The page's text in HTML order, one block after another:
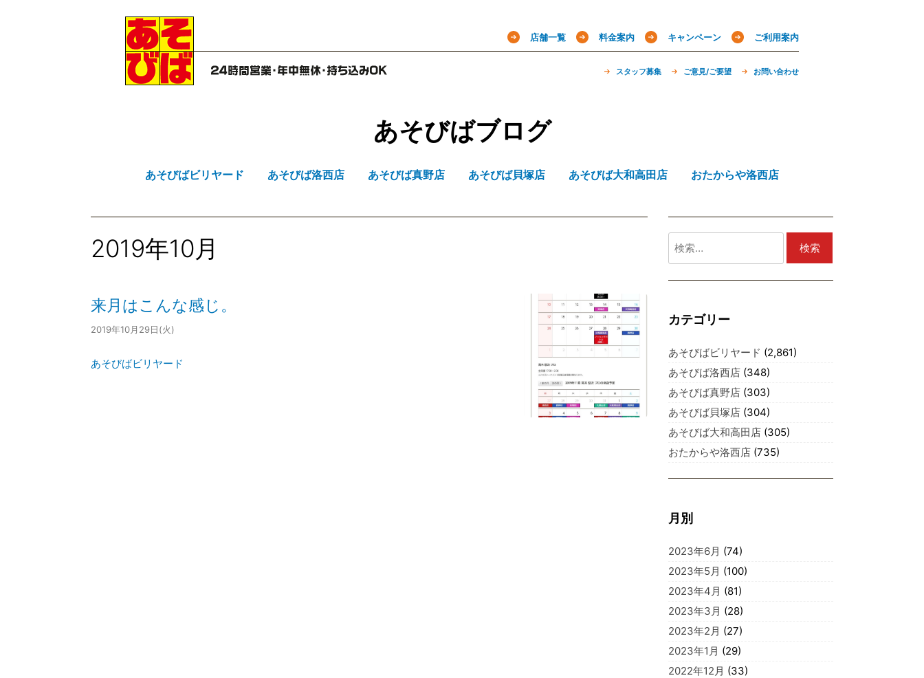
店舗一覧 料金案内 キャンペーン ご利用案内
スタッフ募集 ご意見/ご要望 お問い合わせ
あそびばブログ
あそびばビリヤード あそびば洛西店 あそびば真野店 あそびば貝塚店 あそびば大和高田店 おたからや洛西店
2019年10月
来月はこんな感じ。
2019年10月29日(火)
あそびばビリヤード
検
索:
カテゴリー
あそびばビリヤード (2,861)
あそびば洛西店 (348)
あそびば真野店 (303)
あそびば貝塚店 (304)
あそびば大和高田店 (305)
おたからや洛西店 (735)
月別
2023年6月 (74)
2023年5月 (100)
2023年4月 (81)
2023年3月 (28)
2023年2月 (27)
2023年1月 (29)
2022年12月 (33)